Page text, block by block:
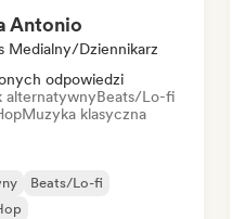
Antonio
Medialny/Dziennikarz
odpowiedzi
alternatywnyBeats/Lo-fi
Muzyka klasyczna
Beats/Lo-fi